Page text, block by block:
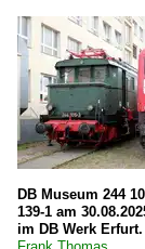
DB Museum 244
139-1 am
im DB Werk Erfurt.